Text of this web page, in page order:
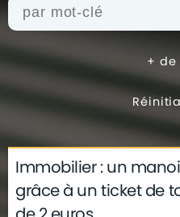
+ de
actualités
conseils
déco
Immobilier : un
grâce à un ticket de